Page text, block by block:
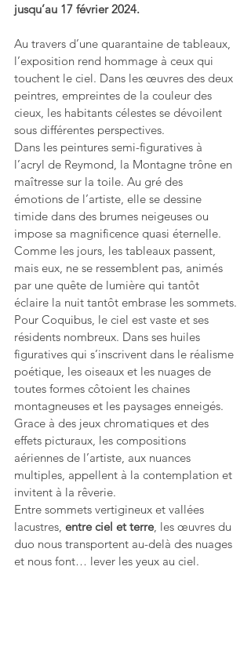
jusqu’au 17 février 2024.
Au travers d’une quarantaine de tableaux,
l’exposition rend hommage à ceux qui
touchent le ciel. Dans les œuvres des deux
peintres, empreintes de la couleur des
cieux, les habitants célestes se dévoilent
sous différentes perspectives.
Dans les peintures semi-figuratives à
l’acryl de Reymond, la Montagne trône en
maîtresse sur la toile. Au gré des
émotions de l’artiste, elle se dessine
timide dans des brumes neigeuses ou
impose sa magnificence quasi éternelle.
Comme les jours, les tableaux passent,
mais eux, ne se ressemblent pas, animés
par une quête de lumière qui tantôt
éclaire la nuit tantôt embrase les sommets.
Pour Coquibus, le ciel est vaste et ses
résidents nombreux. Dans ses huiles
figuratives qui s’inscrivent dans le réalisme
poétique, les oiseaux et les nuages de
toutes formes côtoient les chaines
montagneuses et les paysages enneigés.
Grace à des jeux chromatiques et des
effets picturaux, les compositions
aériennes de l’artiste, aux nuances
multiples, appellent à la contemplation et
invitent à la rêverie.
Entre sommets vertigineux et vallées
lacustres, entre ciel et terre, les œuvres du
duo nous transportent au-delà des nuages
et nous font… lever les yeux au ciel.